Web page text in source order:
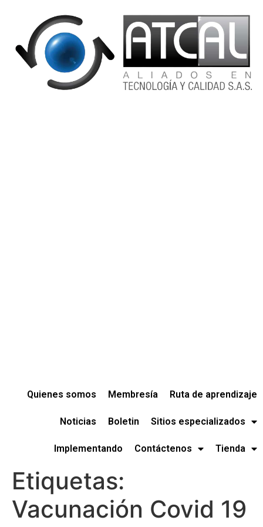
Quienes somos Membresía Ruta de aprendizaje
Noticias Boletin Sitios especializados
Implementando Contáctenos Tienda
Etiquetas:
Vacunación Covid 19